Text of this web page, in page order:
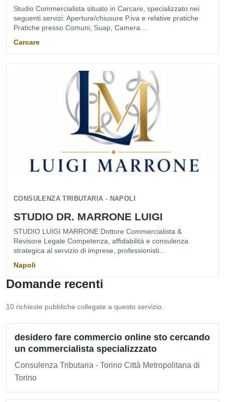
Studio Commercialista situato in Carcare, specializzato nei
seguenti.servizi: Aperture/chiusure P.iva e relative pratiche
Pratiche presso Comuni, Suap, Camera...
Carcare
CONSULENZA TRIBUTARIA - NAPOLI
STUDIO DR. MARRONE LUIGI
STUDIO LUIGI MARRONE Dottore Commercialista &
Revisore Legale Competenza, affidabilità e consulenza
strategica al servizio di imprese, professionisti...
Napoli
Domande recenti
10 richieste pubbliche collegate a questo servizio.
desidero fare commercio online sto cercando
un commercialista specializzzato
Consulenza Tributaria - Torino Città Metropolitana di
Torino